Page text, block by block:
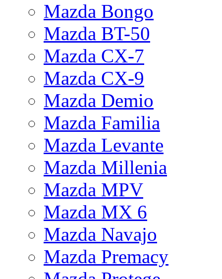
Mazda Bongo
Mazda BT-50
Mazda CX-7
Mazda CX-9
Mazda Demio
Mazda Familia
Mazda Levante
Mazda Millenia
Mazda MPV
Mazda MX 6
Mazda Navajo
Mazda Premacy